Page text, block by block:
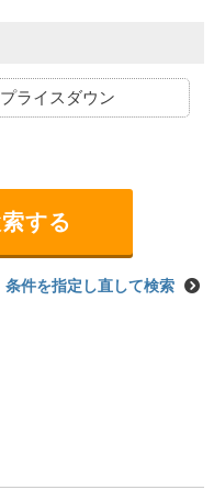
プライスダウン
条件を指定し直して検索